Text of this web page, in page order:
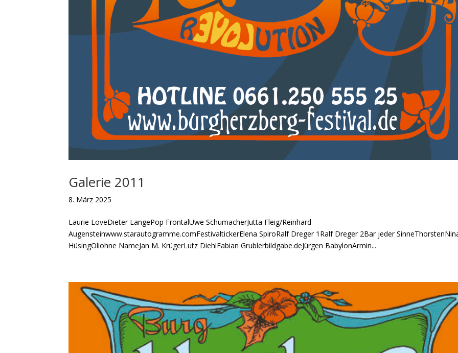
Galerie 2011
8. März 2025
Laurie LoveDieter LangePop FrontalUwe SchumacherJutta Fleig/Reinhard
Augensteinwww.starautogramme.comFestivaltickerElena SpiroRalf Dreger 1Ralf Dreger 2Bar jeder
HüsingOliohne NameJan M. KrügerLutz DiehlFabian Grublerbildgabe.deJürgen BabylonArmin...